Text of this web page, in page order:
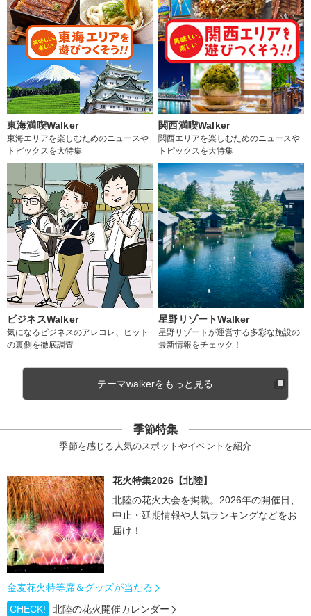
東海満喫Walker
東海エリアを楽しむためのニュースや
トピックスを大特集
関西満喫Walker
関西エリアを楽しむためのニュースや
トピックスを大特集
ビジネスWalker
気になるビジネスのアレコレ、ヒット
の裏側を徹底調査
星野リゾートWalker
星野リゾートが運営する多彩な施設の
最新情報をチェック！
テーマwalkerをもっと見る
季節特集
季節を感じる人気のスポットやイベントを紹介
花火特集2026【北陸】
北陸の花火大会を掲載。2026年の開催日、
中止・延期情報や人気ランキングなどをお
届け！
金麦花火特等席＆グッズが当たる
CHECK!
北陸の花火開催カレンダー